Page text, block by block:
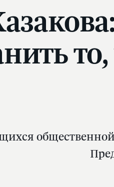
общественной